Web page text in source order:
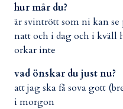
hur mår du?
är svintrött som ni kan se
natt och i dag och i kväll
orkar inte
vad önskar du just nu?
att jag ska få sova gott
i morgon